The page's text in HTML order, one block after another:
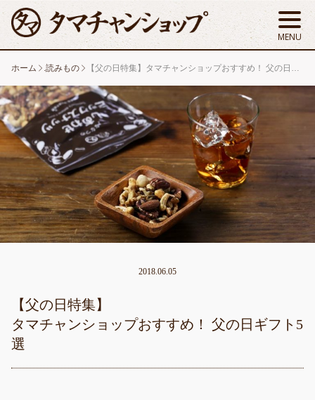
ホーム .読みもの 【父の日特集】タマチャンショップおすすめ！ 父の日ギフト5選
2018.06.05
【父の日特集】
タマチャンショップおすすめ！ 父の日ギフト5
選